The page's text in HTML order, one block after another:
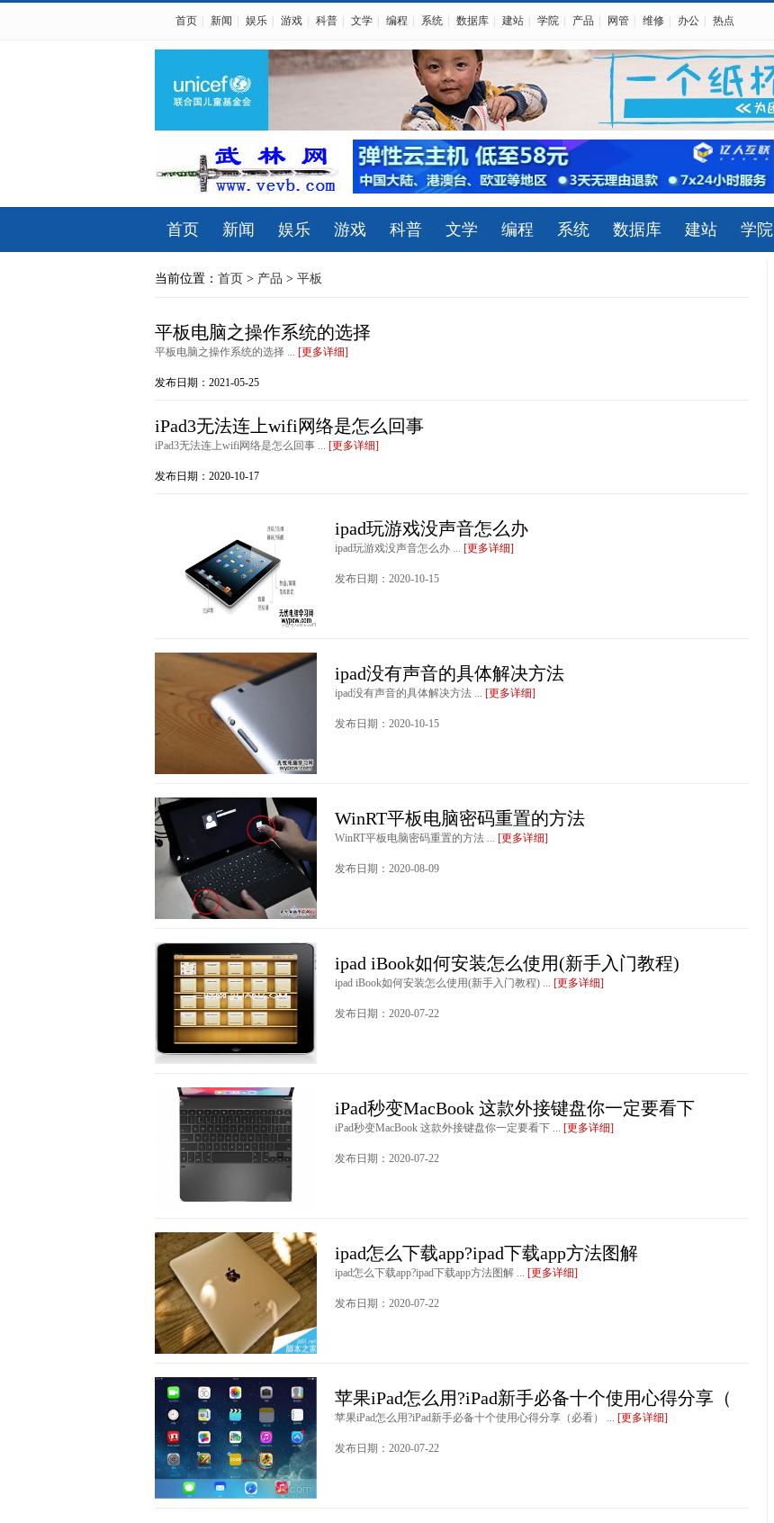
首页 新闻 娱乐 游戏 科普 文学 编程 系统 数据库 建站 学院 产品 网管 维修 办公 热点
首页 新闻 娱乐 游戏 科普 文学 编程 系统 数据库 建站 学院
当前位置： 首页 > 产品 > 平板
平板电脑之操作系统的选择
平板电脑之操作系统的选择 ... [更多详细]
发布日期：2021-05-25
iPad3无法连上wifi网络是怎么回事
iPad3无法连上wifi网络是怎么回事 ... [更多详细]
发布日期：2020-10-17
ipad玩游戏没声音怎么办
ipad玩游戏没声音怎么办 ... [更多详细]
发布日期：2020-10-15
ipad没有声音的具体解决方法
ipad没有声音的具体解决方法 ... [更多详细]
发布日期：2020-10-15
WinRT平板电脑密码重置的方法
WinRT平板电脑密码重置的方法 ... [更多详细]
发布日期：2020-08-09
ipad iBook如何安装怎么使用(新手入门教程)
ipad iBook如何安装怎么使用(新手入门教程) ... [更多详细]
发布日期：2020-07-22
iPad秒变MacBook 这款外接键盘你一定要看下
iPad秒变MacBook 这款外接键盘你一定要看下 ... [更多详细]
发布日期：2020-07-22
ipad怎么下载app?ipad下载app方法图解
ipad怎么下载app?ipad下载app方法图解 ... [更多详细]
发布日期：2020-07-22
苹果iPad怎么用?iPad新手必备十个使用心得分享（
苹果iPad怎么用?iPad新手必备十个使用心得分享（必看） ... [更多详细]
发布日期：2020-07-22